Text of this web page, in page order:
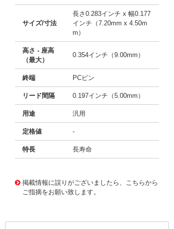
サイズ/寸法
長さ0.283インチ x 幅0.177
インチ（7.20mm x 4.50m
m）
高さ - 座高
（最大）
0.354インチ（9.00mm）
終端 PCピン
リード間隔 0.197インチ（5.00mm）
用途 汎用
定格値 -
特長 長寿命
掲載情報に誤りがございましたら、こちらから
ご指摘をお願い致します。